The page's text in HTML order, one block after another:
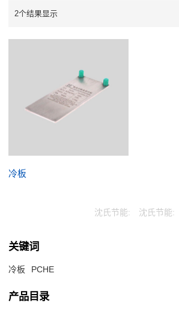
2个结果显示
冷板
沈氏节能: 沈氏节能:
关键词
冷板 PCHE
产品目录